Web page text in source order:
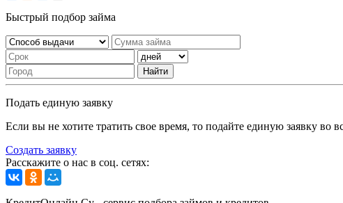
Быстрый подбор займа
Найти
Подать единую заявку
Если вы не хотите тратить свое время, то подайте единую заявку
Создать заявку
Расскажите о нас в соц. сетях: